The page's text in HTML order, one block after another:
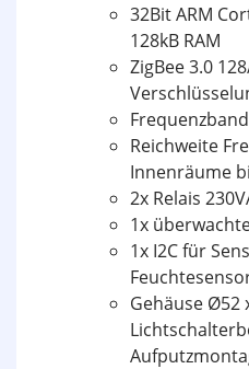
32Bit ARM
128kB RAM
ZigBee 3.0
Reichweite
Innenräume
2x Relais
1x
1x I2C für
Gehäuse Ø52